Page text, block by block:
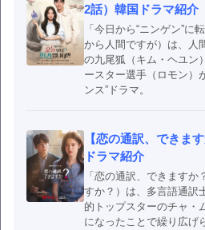
2話）韓国ドラマ紹介
「今日から“ニンゲン”に
から人間ですが）は、人
の九尾狐（キム・ヘユン
ースター選手（ロモン）
ンス”ドラマ。
【恋の通訳、できま
ドラマ紹介
「恋の通訳、できますか
すか？）は、多言語通訳
的トップスターのチャ・
になったことで繰り広げ